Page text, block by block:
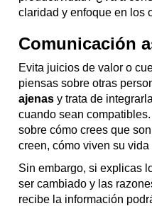
claridad y enfoque en los
Comunicación
Evita juicios de valor o
piensas sobre otras
ajenas y trata de
cuando sean
sobre cómo crees que
creen, cómo viven su
Sin embargo, si explicas
ser cambiado y las
recibe la información